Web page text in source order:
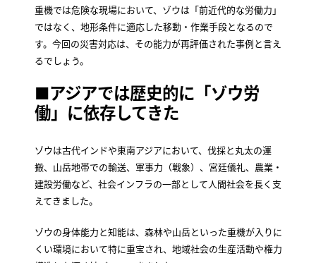
重機では危険な現場において、ゾウは「前近代的な労働力」
ではなく、地形条件に適応した移動・作業手段となるので
す。今回の災害対応は、その能力が再評価された事例と言え
るでしょう。
■アジアでは歴史的に「ゾウ労
働」に依存してきた
ゾウは古代インドや東南アジアにおいて、伐採と丸太の運
搬、山岳地帯での輸送、軍事力（戦象）、宮廷儀礼、農業・
建設労働など、社会インフラの一部として人間社会を長く支
えてきました。
ゾウの身体能力と知能は、森林や山岳といった重機が入りに
くい環境において特に重宝され、地域社会の生産活動や権力